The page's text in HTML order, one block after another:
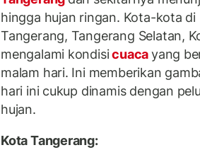
hingga hujan ringan. Kota-kota
Tangerang, Tangerang Selatan,
mengalami kondisicuacayang
malam hari. Ini memberikan
hari ini cukup dinamis dengan
hujan.
Kota Tangerang: